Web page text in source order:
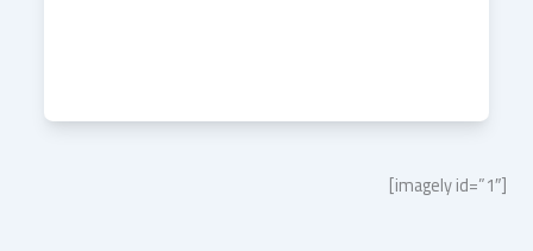
[imagely id=”1″]